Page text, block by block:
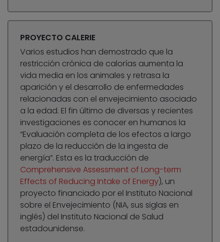
PROYECTO CALERIE
Varios estudios han demostrado que la
restricción crónica de calorías aumenta la
vida media en los animales y retrasa la
aparición y el desarrollo de enfermedades
relacionadas con el envejecimiento asociado
a la edad. El fin último de diversas y recientes
investigaciones es conocer en humanos la
“Evaluación completa de los efectos a largo
plazo de la reducción de la ingesta de
energía”. Esta es la traducción de
Comprehensive Assessment of Long-term
Effects of Reducing Intake of Energy), un
proyecto financiado por el Instituto Nacional
sobre el Envejecimiento (NIA, sus siglas en
inglés) del Instituto Nacional de Salud
estadounidense.